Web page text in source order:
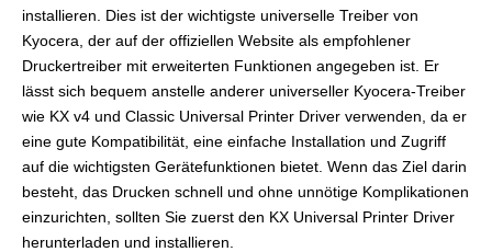
installieren. Dies ist der wichtigste universelle Treiber von
Kyocera, der auf der offiziellen Website als empfohlener
Druckertreiber mit erweiterten Funktionen angegeben ist. Er
lässt sich bequem anstelle anderer universeller Kyocera-Treiber
wie KX v4 und Classic Universal Printer Driver verwenden, da er
eine gute Kompatibilität, eine einfache Installation und Zugriff
auf die wichtigsten Gerätefunktionen bietet. Wenn das Ziel darin
besteht, das Drucken schnell und ohne unnötige Komplikationen
einzurichten, sollten Sie zuerst den KX Universal Printer Driver
herunterladen und installieren.